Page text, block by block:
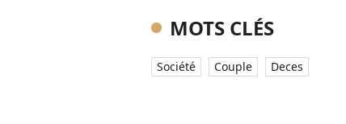
MOTS CLÉS
Société Couple Deces